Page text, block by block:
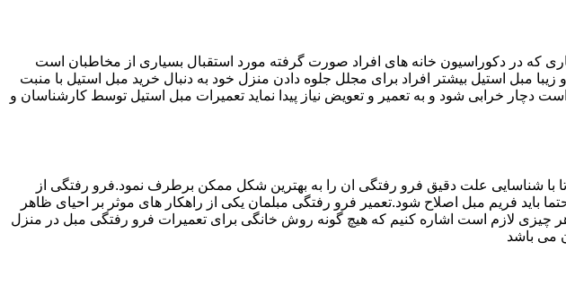
که در دکوراسیون خانه های افراد صورت گرفته مورد استقبال بسیاری از مخاطبان است
مبل استیل بیشتر افراد برای مجلل جلوه دادن منزل خود به دنبال خرید مبل استیل با منبت
دچار خرابی شود و به تعمیر و تعویض نیاز پیدا نماید تعمیرات مبل استیل توسط کارشناسان و
با شناسایی علت دقیق فرو رفتگی ان را به بهترین شکل ممکن برطرف نمود.فرو رفتگی از
فریم مبل اصلاح شود.تعمیر فرو رفتگی مبلمان یکی از راهکار های موثر بر احیای ظاهر
لازم است اشاره کنیم که هیچ گونه روش خانگی برای تعمیرات فرو رفتگی مبل در منزل
می باشد